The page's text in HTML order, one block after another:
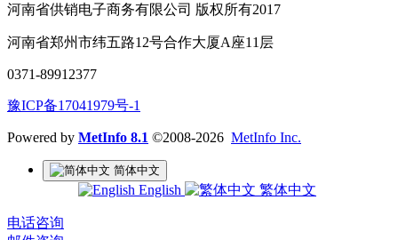
河南省供销电子商务有限公司 版权所有2017
河南省郑州市纬五路12号合作大厦A座11层
0371-89912377
豫ICP备17041979号-1
Powered by MetInfo 8.1 ©2008-2026 MetInfo Inc.
简体中文
English 繁体中文
电话咨询